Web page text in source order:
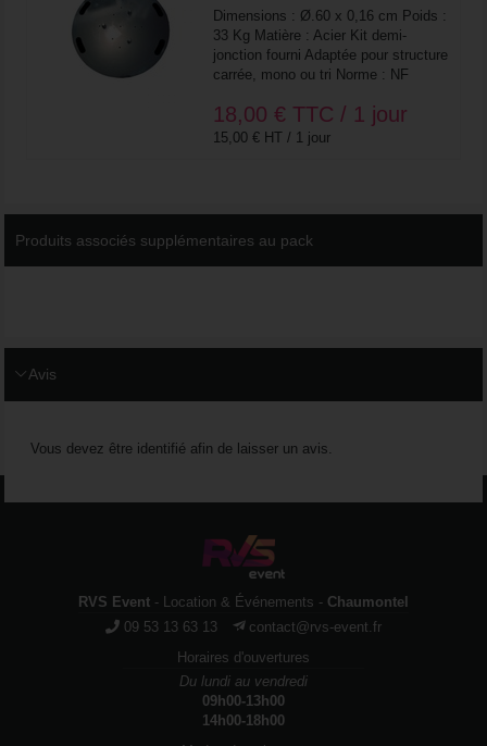
Dimensions : Ø.60 x 0,16 cm Poids :
33 Kg Matière : Acier Kit demi-
jonction fourni Adaptée pour structure
carrée, mono ou tri Norme : NF
18,00 € TTC / 1 jour
15,00 € HT / 1 jour
Produits associés supplémentaires au pack
Avis
Vous devez être identifié afin de laisser un avis.
RVS Event - Location & Événements - Chaumontel
09 53 13 63 13
contact@rvs-event.fr
Horaires d'ouvertures
Du lundi au vendredi
09h00-13h00
14h00-18h00